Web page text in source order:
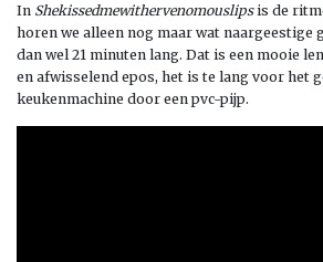
In Shekissedmewithervenomouslipsis de
horen we alleen nog maar wat naargeestige
dan wel 21 minuten lang. Dat is een mooie
en afwisselend epos, het is te lang voor het
keukenmachine door een pvc-pijp.